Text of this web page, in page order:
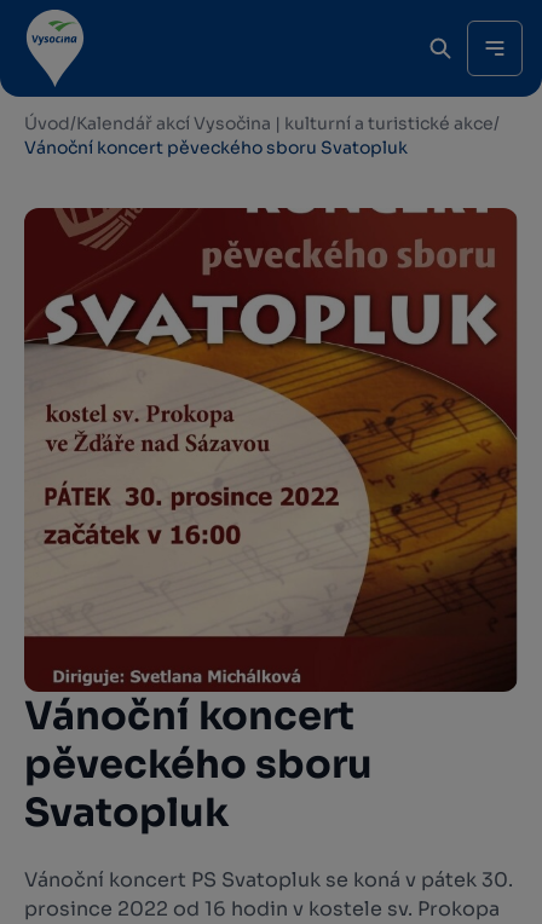
Úvod/Kalendář akcí Vysočina | kulturní a turistické akce/
Vánoční koncert pěveckého sboru Svatopluk
Vánoční koncert
pěveckého sboru
Svatopluk
Vánoční koncert PS Svatopluk se koná v pátek 30.
prosince 2022 od 16 hodin v kostele sv. Prokopa